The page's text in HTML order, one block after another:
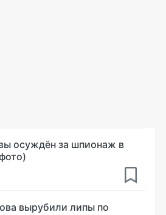
осуждён за шпионаж в
вырубили липы по